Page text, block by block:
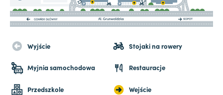
Wyjście Stojaki na rowery
Myjnia samochodowa Restauracje
Przedszkole Wejście